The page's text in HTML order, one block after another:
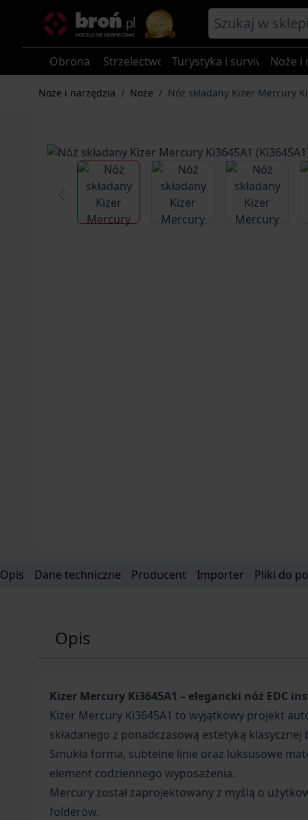
Obrona Strzelectwo Turystyka i survival Noże i
Noże i narzędzia / Noże / Nóż składany Kizer Mercury
View larger imageView larger image
View
Opis Dane techniczne Producent Importer Pliki do
Opis
Kizer Mercury Ki3645A1 – elegancki nóż EDC
Kizer Mercury Ki3645A1 to wyjątkowy projekt
składanego z ponadczasową estetyką
Smukła forma, subtelne linie oraz luksusowe
element codziennego wyposażenia.
Mercury został zaprojektowany z myślą o
folderów.